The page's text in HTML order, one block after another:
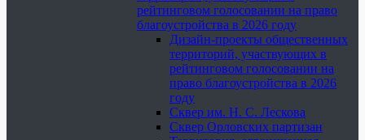
рейтинговом голосовании на право
благоустройства в 2026 году
Дизайн-проекты общественных
территорий, участвующих в
рейтинговом голосовании на
право благоустройства в 2026
году
Сквер им. Н. С. Лескова
Сквер Орловских партизан